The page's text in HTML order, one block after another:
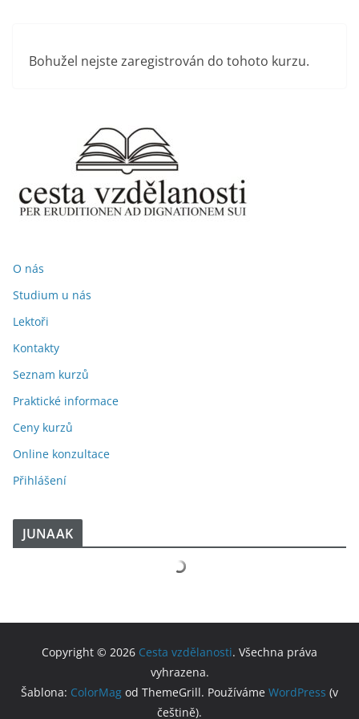
obsahBohužel nejste zaregistrován do tohoto kurzu.
O nás
Studium u nás
Lektoři
Kontakty
Seznam kurzů
Praktické informace
Ceny kurzů
Online konzultace
Přihlášení
JUNAAK
Copyright © 2026 Cesta vzdělanosti. Všechna práva
vyhrazena.
Šablona: ColorMag od ThemeGrill. Používáme WordPress (v
češtině).